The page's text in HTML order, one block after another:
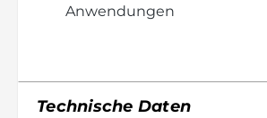
Anwendungen
Technische Daten